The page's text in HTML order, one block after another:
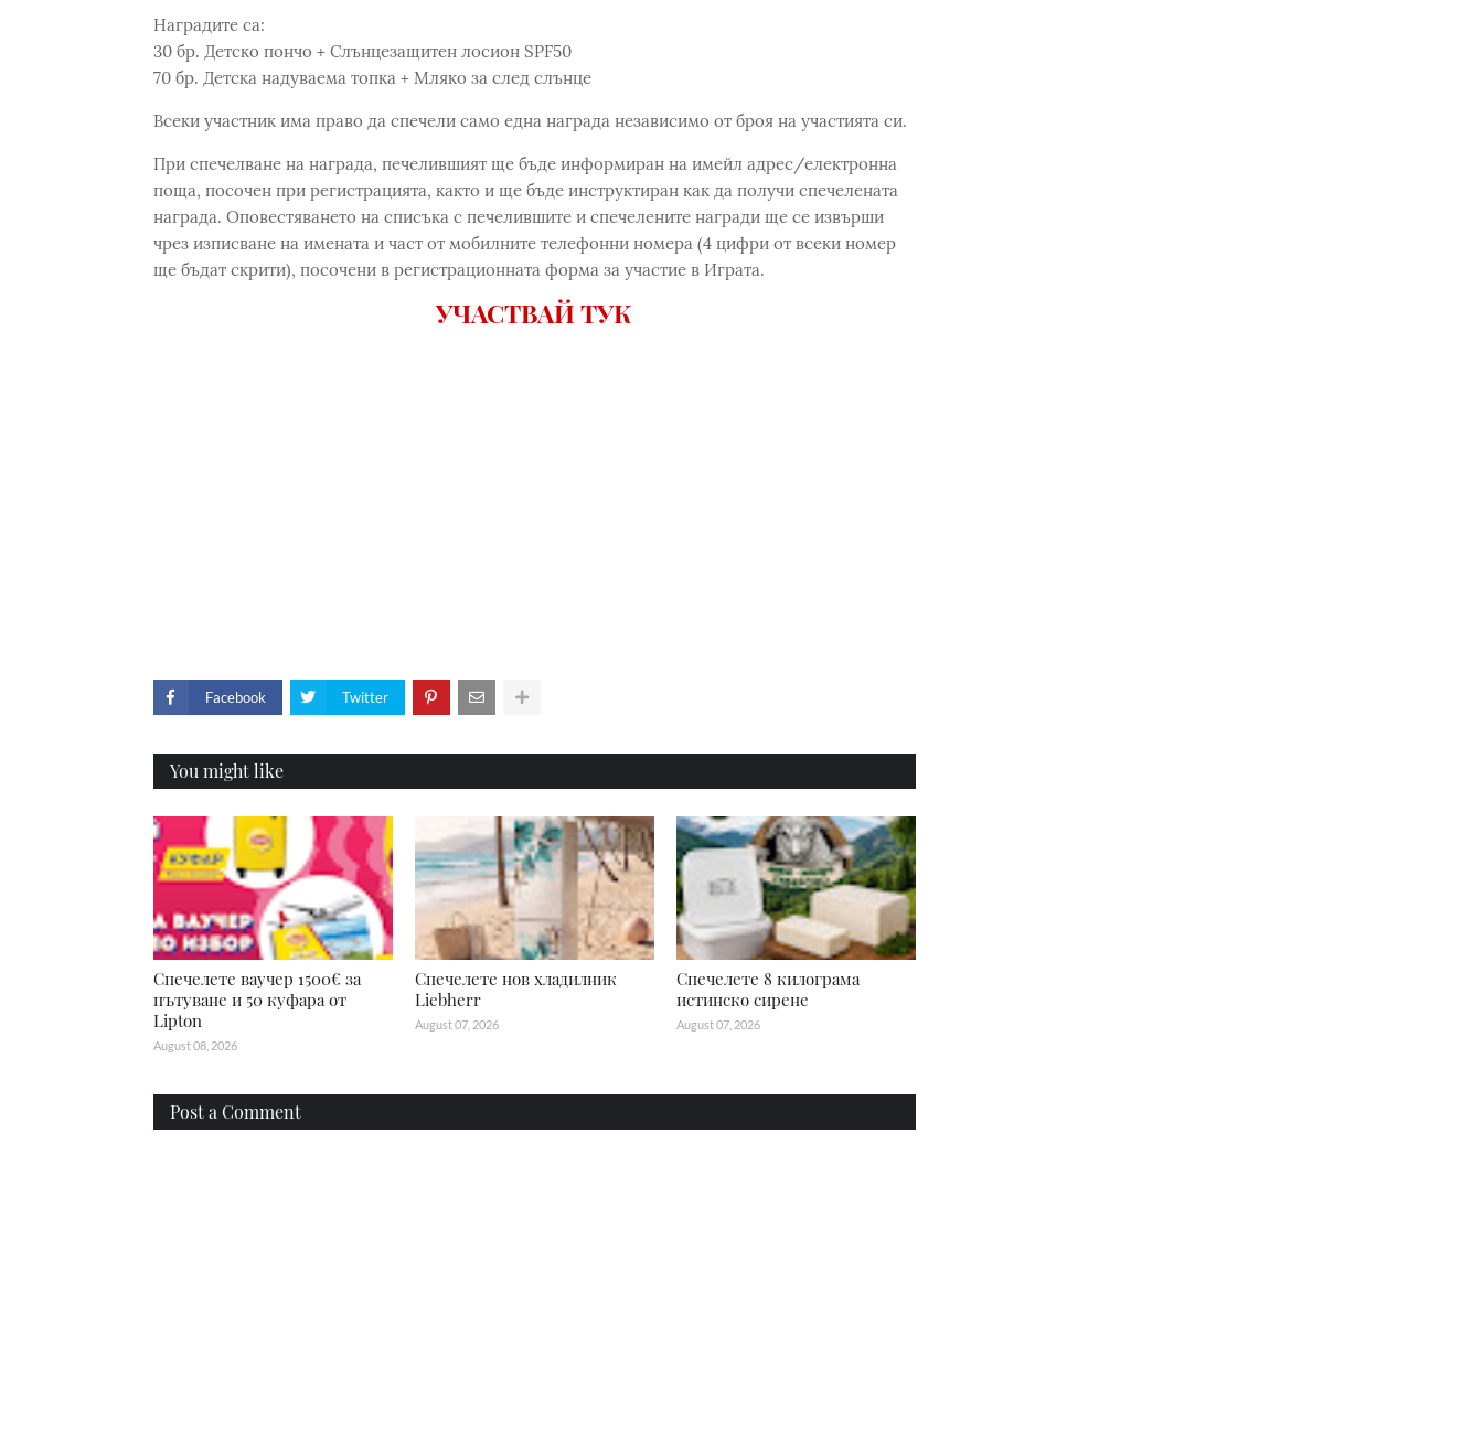
Наградите са:
30 бр. Детско пончо + Слънцезащитен лосион SPF50
70 бр. Детска надуваема топка + Мляко за след слънце
Всеки участник има право да спечели само една награда независимо от броя на участията си.
При спечелване на награда, печелившият ще бъде информиран на имейл адрес/електронна
поща, посочен при регистрацията, както и ще бъде инструктиран как да получи спечелената
награда. Оповестяването на списъка с печелившите и спечелените награди ще се извърши
чрез изписване на имената и част от мобилните телефонни номера (4 цифри от всеки номер
ще бъдат скрити), посочени в регистрационната форма за участие в Играта.
УЧАСТВАЙ ТУК
Facebook Twitter
You might like
Спечелете ваучер 1500€ за
пътуване и 50 куфара от
Lipton
August 08, 2026
Спечелете нов хладилник
Liebherr
August 07, 2026
Спечелете 8 килограма
истинско сирене
August 07, 2026
Post a Comment